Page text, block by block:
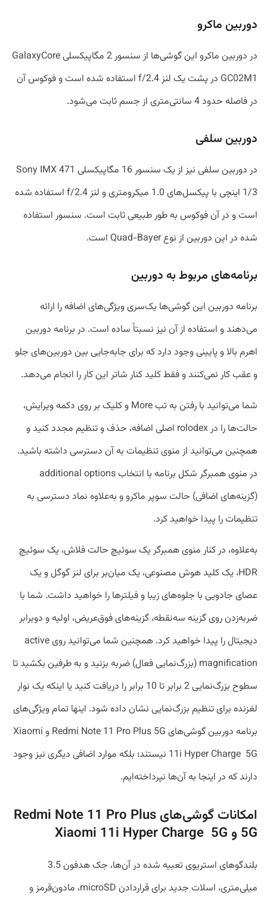
دوربین ماکرو
در دوربین ماکرو این گوشی‌ها از سنسور 2 مگاپیکسلی GalaxyCore
GC02M1 در پشت یک لنز f/2.4 استفاده شده است و فوکوس آن
در فاصله حدود 4 سانتی‌متری از جسم ثابت می‌شود.
دوربین سلفی
در دوربین سلفی نیز از یک سنسور 16 مگاپیکسلی Sony IMX 471
1/3 اینچی با پیکسل‌های 1.0 میکرومتری و لنز f/2.4 استفاده شده
است و در آن فوکوس به طور طبیعی ثابت است. سنسور استفاده
شده در این دوربین از نوع Quad-Bayer است.
برنامه‌های مربوط به دوربین
برنامه دوربین این گوشی‌ها یک‌سری ویژگی‌های اضافه را ارائه
می‌دهند و استفاده از آن نیز نسبتاً ساده است. در برنامه دوربین
اهرم بالا و پایینی وجود دارد که برای جابه‌جایی بین دوربین‌های جلو
و عقب کار نمی‌کنند و فقط کلید کنار شاتر این کار را انجام می‌دهد.
شما می‌توانید با رفتن به تب More و کلیک بر روی دکمه ویرایش،
حالت‌ها را در rolodex اصلی اضافه، حذف و تنظیم مجدد کنید و
همچنین می‌توانید از منوی تنظیمات به آن دسترسی داشته باشید.
در منوی همبرگر شکل برنامه با انتخاب additional options
(گزینه‌های اضافی) حالت سوپر ماکرو و به‌علاوه نماد دسترسی به
تنظیمات را پیدا خواهید کرد.
به‌علاوه، در کنار منوی همبرگر یک سوئیچ حالت فلاش، یک سوئیچ
HDR، یک کلید هوش مصنوعی، یک میان‌بر برای لنز گوگل و یک
عصای جادویی با جلوه‌های زیبا و فیلترها را خواهید داشت. شما با
ضربه‌زدن روی گزینه سه‌نقطه، گزینه‌های فوق‌عریض، اولیه و دوبرابر
دیجیتال را پیدا خواهید کرد. همچنین شما می‌توانید روی active
magnification (بزرگ‌نمایی فعال) ضربه بزنید و به طرفین بکشید تا
سطوح بزرگ‌نمایی 2 برابر تا 10 برابر را دریافت کنید یا اینکه یک نوار
لغزنده برای تنظیم بزرگ‌نمایی نشان داده شود. اینها تمام ویژگی‌های
برنامه دوربین گوشی‌های Redmi Note 11 Pro Plus 5G و Xiaomi
11i Hyper Charge 5G نیستند؛ بلکه موارد اضافی دیگری نیز وجود
دارند که در اینجا به آن‌ها نپرداخته‌ایم.
امکانات گوشی‌های Redmi Note 11 Pro Plus
5G و Xiaomi 11i Hyper Charge 5G
بلندگوهای استریوی تعبیه شده در آن‌ها، جک هدفون 3.5
میلی‌متری، اسلات جدید برای قراردادن microSD، مادون‌قرمز و